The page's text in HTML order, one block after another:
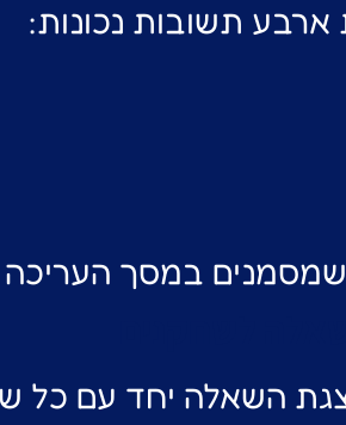
ארבע תשובות נכונות:
במסך העריכה
השאלה יחד עם כל